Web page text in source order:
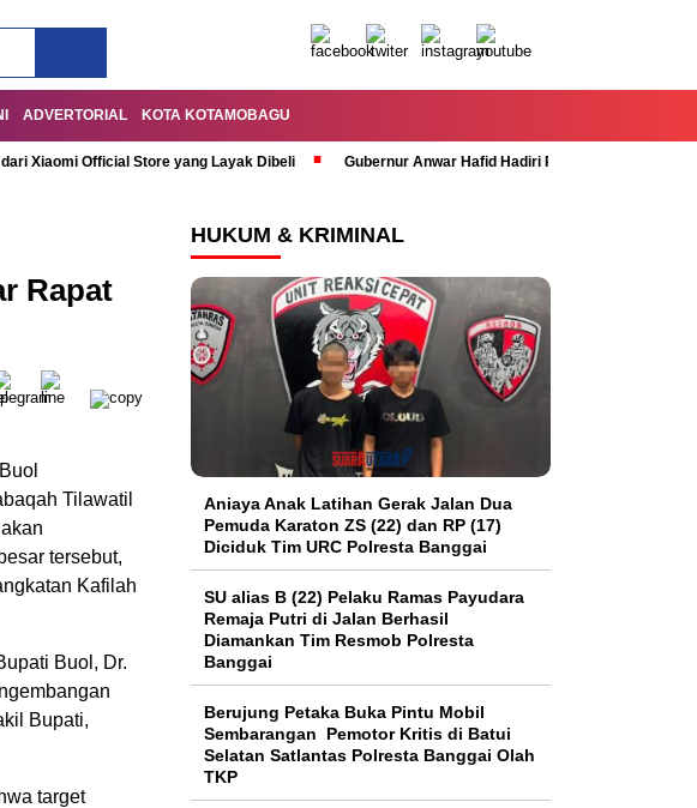
ADVERTORIAL KOTA KOTAMOBAGU
Xiaomi Official Store yang Layak Dibeli Gubernur Anwar Hafid Hadiri Rapat Paripurna
Rapat
Tilawatil
tersebut,
Kafilah
Buol, Dr.
Bupati,
target
HUKUM & KRIMINAL
Aniaya Anak Latihan Gerak Jalan Dua
Pemuda Karaton ZS (22) dan RP (17)
Diciduk Tim URC Polresta Banggai
SU alias B (22) Pelaku Ramas Payudara
Remaja Putri di Jalan Berhasil
Diamankan Tim Resmob Polresta
Banggai
Berujung Petaka Buka Pintu Mobil
Sembarangan Pemotor Kritis di Batui
Selatan Satlantas Polresta Banggai Olah
TKP